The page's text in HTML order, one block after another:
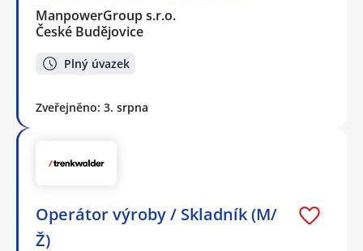
ManpowerGroup s.r.o.
České Budějovice
Plný úvazek
Zveřejněno: 3. srpna
Operátor výroby / Skladník (M/
Ž)